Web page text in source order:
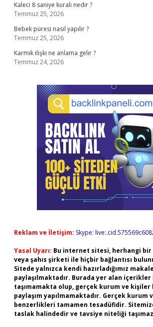
Kaleci 8 saniye kuralı nedir ?
Temmuz 25, 2026
Bebek püresi nasıl yapılır ?
Temmuz 25, 2026
Karmik ilişki ne anlama gelir ?
Temmuz 24, 2026
Reklam ve İletişim: Skype:
Yasal Uyarı: Bu internet sitesi, herhangi bir
veya şahıs şirketi ile hiçbir bağlantısı
Sitede yalnızca kendi hazırladığımız
paylaşılmaktadır. Burada yer alan
taşımamakta olup, gerçek kurum ve kişiler
paylaşım yapılmamaktadır. Gerçek kurum
benzerlikleri tamamen tesadüfidir.
taslak halindedir ve tavsiye niteliği